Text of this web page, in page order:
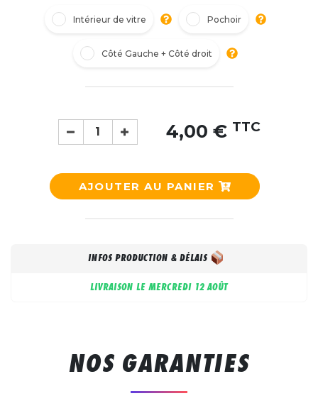
Intérieur de vitre Pochoir
Côté Gauche + Côté droit
4,00 € TTC
AJOUTER AU PANIER
INFOS PRODUCTION & DÉLAIS
LIVRAISON LE MERCREDI 12 AOÛT
NOS GARANTIES